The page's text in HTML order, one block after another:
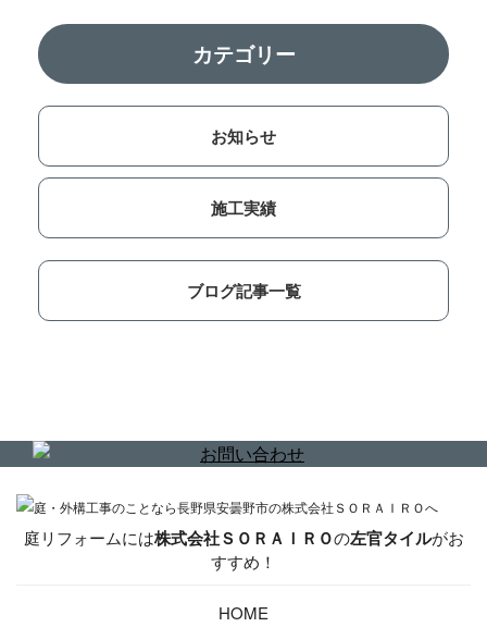
カテゴリー
お知らせ
施工実績
ブログ記事一覧
庭リフォームには株式会社ＳＯＲＡＩＲＯの左官タイルがお
すすめ！
HOME